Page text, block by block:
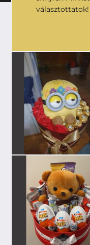
választottatok!